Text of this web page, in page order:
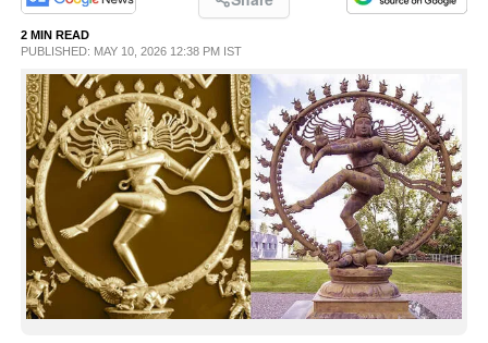
LIFESTYLE
SPIRITUAL
INFO+
ART
2 MIN READ
PUBLISHED: MAY 10, 2026 12:38 PM IST